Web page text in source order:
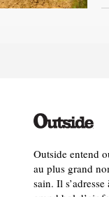
Outside entend
au plus grand
sain. Il